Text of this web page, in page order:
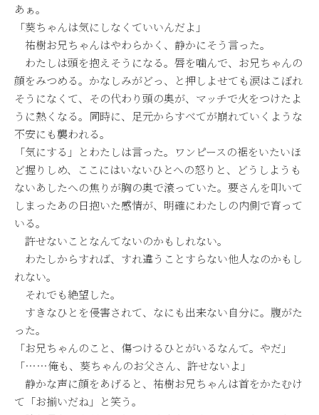
あぁ。
「葵ちゃんは気にしなくていいんだよ」
祐樹お兄ちゃんはやわらかく、静かにそう言った。
わたしは頭を抱えそうになる。唇を噛んで、お兄ちゃんの
顔をみつめる。かなしみがどっ、と押しよせても涙はこぼれ
そうになくて、その代わり頭の奥が、マッチで火をつけたよ
うに熱くなる。同時に、足元からすべてが崩れていくような
不安にも襲われる。
「気にする」とわたしは言った。ワンピースの裾をいたいほ
ど握りしめ、ここにはいないひとへの怒りと、どうしようも
ないあしたへの焦りが胸の奥で滾っていた。要さんを叩いて
しまったあの日抱いた感情が、明確にわたしの内側で育って
いる。
許せないことなんてないのかもしれない。
わたしからすれば、すれ違うことすらない他人なのかもし
れない。
それでも絶望した。
すきなひとを侵害されて、なにも出来ない自分に。腹がた
った。
「お兄ちゃんのこと、傷つけるひとがいるなんて。やだ」
「……俺も、葵ちゃんのお父さん、許せないよ」
静かな声に顔をあげると、祐樹お兄ちゃんは首をかたむけ
て「お揃いだね」と笑う。